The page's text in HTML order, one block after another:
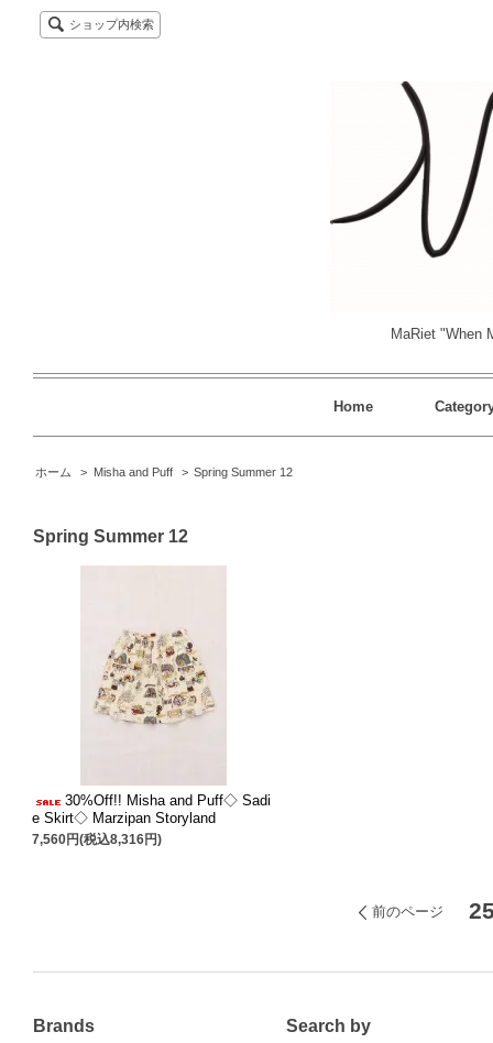
ショップ内検索
MaRiet "When
Home
ホーム > Misha and Puff > Spring Summer 12
Spring Summer 12
30%Off!! Misha and Puff◇ Sadi
e Skirt◇ Marzipan Storyland
7,560円(税込8,316円)
前のページ
Brands Search by